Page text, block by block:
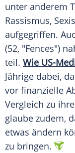
unter anderem
Rassismus,
aufgegriffen.
(52, "Fences")
teil. Wie US-
Jährige dabei,
vor finanzielle
Vergleich zu
glaube zudem,
etwas ändern
zu bringen.